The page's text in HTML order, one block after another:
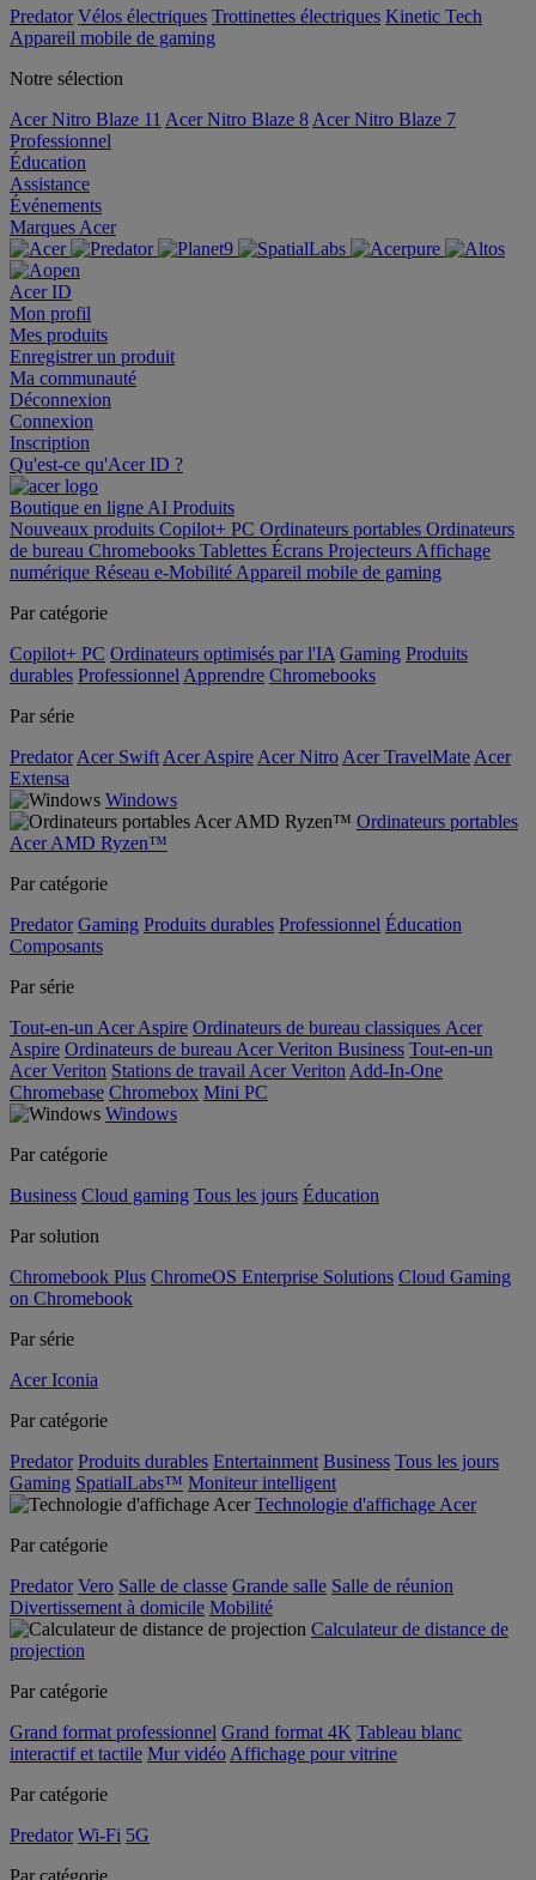
Predator Vélos électriques Trottinettes électriques Kinetic Tech
Appareil mobile de gaming
Notre sélection
Acer Nitro Blaze 11 Acer Nitro Blaze 8 Acer Nitro Blaze 7
Professionnel
Éducation
Assistance
Événements
Marques Acer
Acer ID
Mon profil
Mes produits
Enregistrer un produit
Ma communauté
Déconnexion
Connexion
Inscription
Qu'est-ce qu'Acer ID ?
Boutique en ligne AI Produits
Nouveaux produits Copilot+ PC Ordinateurs portables Ordinateurs
de bureau Chromebooks Tablettes Écrans Projecteurs Affichage
numérique Réseau e-Mobilité Appareil mobile de gaming
Par catégorie
Copilot+ PC Ordinateurs optimisés par l'IA Gaming Produits
durables Professionnel Apprendre Chromebooks
Par série
Predator Acer Swift Acer Aspire Acer Nitro Acer TravelMate Acer
Extensa
Windows
Ordinateurs portables
Acer AMD Ryzen™
Par catégorie
Predator Gaming Produits durables Professionnel Éducation
Composants
Par série
Tout-en-un Acer Aspire Ordinateurs de bureau classiques Acer
Aspire Ordinateurs de bureau Acer Veriton Business Tout-en-un
Acer Veriton Stations de travail Acer Veriton Add-In-One
Chromebase Chromebox Mini PC
Windows
Par catégorie
Business Cloud gaming Tous les jours Éducation
Par solution
Chromebook Plus ChromeOS Enterprise Solutions Cloud Gaming
on Chromebook
Par série
Acer Iconia
Par catégorie
Predator Produits durables Entertainment Business Tous les jours
Gaming SpatialLabs™ Moniteur intelligent
Technologie d'affichage Acer
Par catégorie
Predator Vero Salle de classe Grande salle Salle de réunion
Divertissement à domicile Mobilité
Calculateur de distance de
projection
Par catégorie
Grand format professionnel Grand format 4K Tableau blanc
interactif et tactile Mur vidéo Affichage pour vitrine
Par catégorie
Predator Wi-Fi 5G
Par catégorie